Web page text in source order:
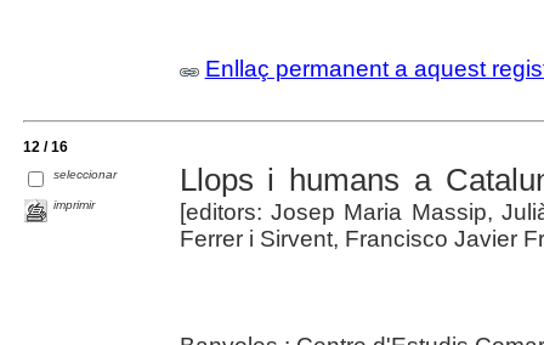
Enllaç permanent a aquest
12 / 16
seleccionar
imprimir
Llops i humans a
[editors: Josep Maria Massip,
Ferrer i Sirvent, Francisco Javier